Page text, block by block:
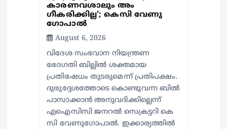
കാരണവശാലും അം​
ഗീകരിക്കില്ല’; കെസി വേണു​
ഗോപാൽ
August 6, 2026
വിദേശ സംഭവാന നിയന്ത്രണ
ഭേദഗതി ബില്ലിൽ ശക്തമായ
പ്രതിഷേധം തുടരുമെന്ന് പ്രതിപക്ഷം.
ദുരുദ്ദേശത്തോടെ കൊണ്ടുവന്ന ബിൽ
പാസാക്കാൻ അനുവദിക്കില്ലെന്ന്
എഐസിസി ജനറൽ സെക്രട്ടറി കെ
സി വേണുഗോപാൽ. ഇക്കാര്യത്തിൽ